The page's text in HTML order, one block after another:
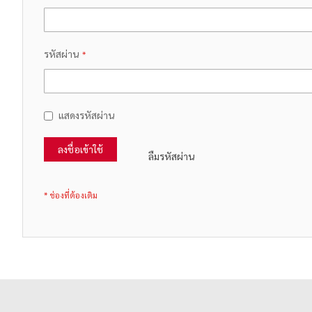
รหัสผ่าน
แสดงรหัสผ่าน
ลงชื่อเข้าใช้
ลืมรหัสผ่าน